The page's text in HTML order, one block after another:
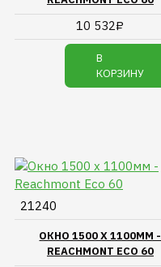
10 532₽
В
КОРЗИНУ
21240
ОКНО 1500 Х 1100ММ -
REACHMONT ECO 60